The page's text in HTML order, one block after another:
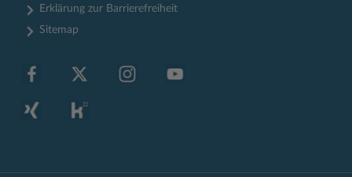
Erklärung zur Barrierefreiheit
Sitemap